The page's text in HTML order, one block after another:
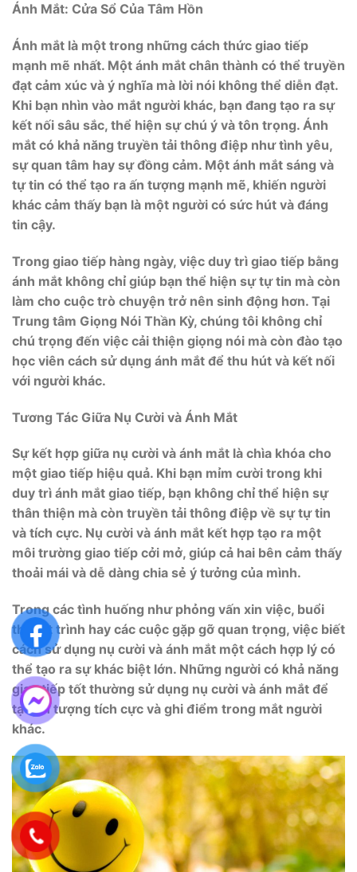
Ánh Mắt: Cửa Sổ Của Tâm Hồn
Ánh mắt là một trong những cách thức giao tiếp
mạnh mẽ nhất. Một ánh mắt chân thành có thể truyền
đạt cảm xúc và ý nghĩa mà lời nói không thể diễn đạt.
Khi bạn nhìn vào mắt người khác, bạn đang tạo ra sự
kết nối sâu sắc, thể hiện sự chú ý và tôn trọng. Ánh
mắt có khả năng truyền tải thông điệp như tình yêu,
sự quan tâm hay sự đồng cảm. Một ánh mắt sáng và
tự tin có thể tạo ra ấn tượng mạnh mẽ, khiến người
khác cảm thấy bạn là một người có sức hút và đáng
tin cậy.
Trong giao tiếp hàng ngày, việc duy trì giao tiếp bằng
ánh mắt không chỉ giúp bạn thể hiện sự tự tin mà còn
làm cho cuộc trò chuyện trở nên sinh động hơn. Tại
Trung tâm Giọng Nói Thần Kỳ, chúng tôi không chỉ
chú trọng đến việc cải thiện giọng nói mà còn đào tạo
học viên cách sử dụng ánh mắt để thu hút và kết nối
với người khác.
Tương Tác Giữa Nụ Cười và Ánh Mắt
Sự kết hợp giữa nụ cười và ánh mắt là chìa khóa cho
một giao tiếp hiệu quả. Khi bạn mỉm cười trong khi
duy trì ánh mắt giao tiếp, bạn không chỉ thể hiện sự
thân thiện mà còn truyền tải thông điệp về sự tự tin
và tích cực. Nụ cười và ánh mắt kết hợp tạo ra một
môi trường giao tiếp cởi mở, giúp cả hai bên cảm thấy
thoải mái và dễ dàng chia sẻ ý tưởng của mình.
Trong các tình huống như phỏng vấn xin việc, buổi
thuyết trình hay các cuộc gặp gỡ quan trọng, việc biết
cách sử dụng nụ cười và ánh mắt một cách hợp lý có
thể tạo ra sự khác biệt lớn. Những người có khả năng
giao tiếp tốt thường sử dụng nụ cười và ánh mắt để
tạo ấn tượng tích cực và ghi điểm trong mắt người
khác.